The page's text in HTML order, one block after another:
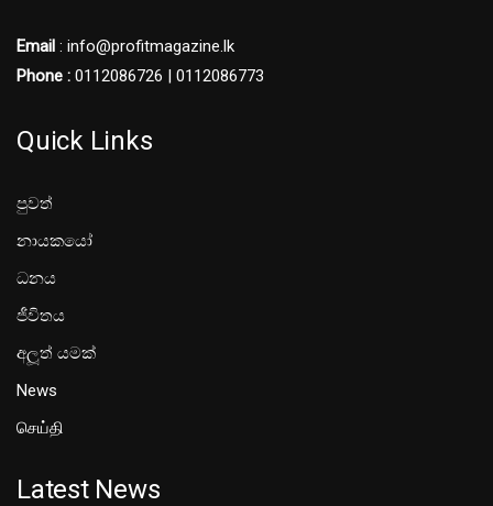
Email : info@profitmagazine.lk
Phone : 0112086726 | 0112086773
Quick Links
පුවත්
නායකයෝ
ධනය
ජීවිතය
අලූත් යමක්
News
செய்தி
Latest News